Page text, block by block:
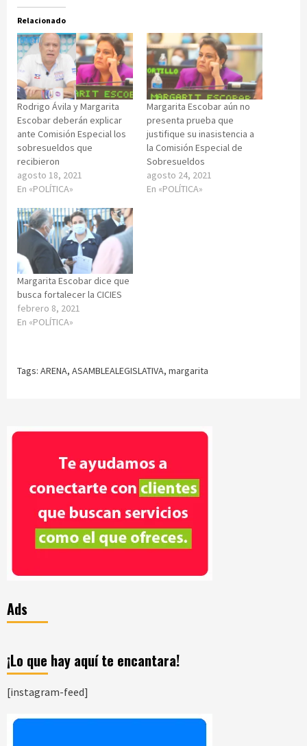
Relacionado
Rodrigo Ávila y Margarita
Escobar deberán explicar
ante Comisión Especial los
sobresueldos que
recibieron
agosto 18, 2021
En «POLÍTICA»
Margarita Escobar aún no
presenta prueba que
justifique su inasistencia a
la Comisión Especial de
Sobresueldos
agosto 24, 2021
En «POLÍTICA»
Margarita Escobar dice que
busca fortalecer la CICIES
febrero 8, 2021
En «POLÍTICA»
Tags: ARENA, ASAMBLEALEGISLATIVA, margarita
Ads
¡Lo que hay aquí te encantara!
[instagram-feed]